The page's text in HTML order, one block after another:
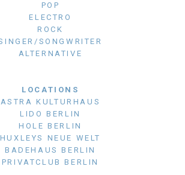
POP
ELECTRO
ROCK
SONGWRITER
ALTERNATIVE
LOCATIONS
ASTRA KULTURHAUS
LIDO BERLIN
HOLE BERLIN
HUXLEYS NEUE WELT
BADEHAUS BERLIN
PRIVATCLUB BERLIN